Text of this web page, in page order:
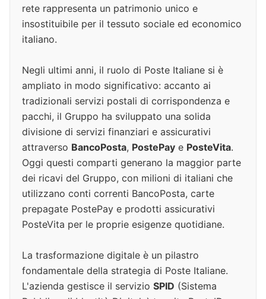
rete rappresenta un patrimonio unico e
insostituibile per il tessuto sociale ed economico
italiano.
Negli ultimi anni, il ruolo di Poste Italiane si è
ampliato in modo significativo: accanto ai
tradizionali servizi postali di corrispondenza e
pacchi, il Gruppo ha sviluppato una solida
divisione di servizi finanziari e assicurativi
attraverso BancoPosta, PostePay e PosteVita.
Oggi questi comparti generano la maggior parte
dei ricavi del Gruppo, con milioni di italiani che
utilizzano conti correnti BancoPosta, carte
prepagate PostePay e prodotti assicurativi
PosteVita per le proprie esigenze quotidiane.
La trasformazione digitale è un pilastro
fondamentale della strategia di Poste Italiane.
L'azienda gestisce il servizio SPID (Sistema